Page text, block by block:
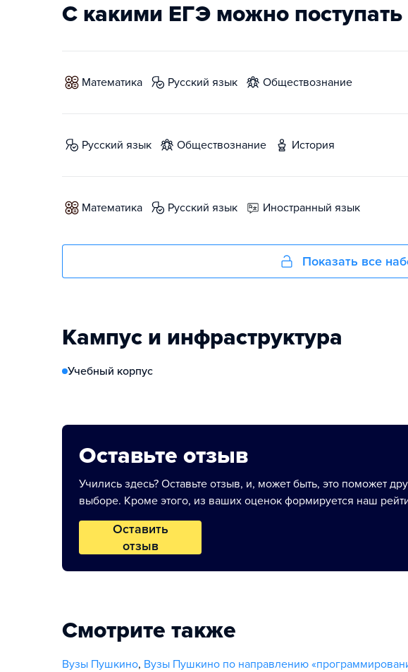
С какими ЕГЭ можно поступать
математика русский язык обществознание
русский язык обществознание история
математика русский язык иностранный язык
Показать все
Кампус и инфраструктура
Учебный корпус
Оставьте отзыв
Учились здесь? Оставьте отзыв, и, может быть, это поможет
выборе. Кроме этого, из ваших оценок формируется наш
Оставить
отзыв
Смотрите также
Вузы Пушкино, Вузы Пушкино по направлению